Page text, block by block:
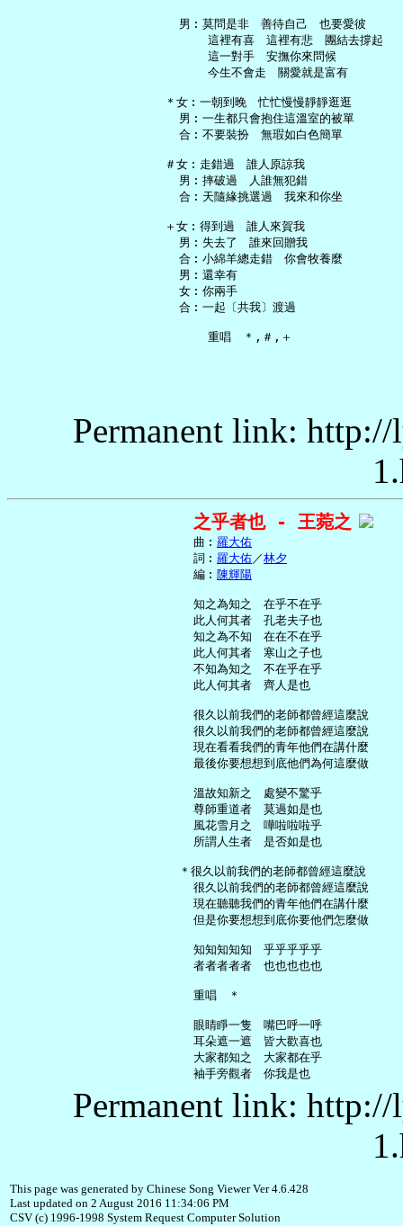
   男︰莫問是非　善待自己　也要愛彼
       這裡有喜　這裡有悲　團結去撐起
       這一對手　安撫你來問候
       今生不會走　關愛就是富有
＊女︰一朝到晚　忙忙慢慢靜靜逛逛
   男︰一生都只會抱住這溫室的被單
   合︰不要裝扮　無瑕如白色簡單
＃女︰走錯過　誰人原諒我
   男︰摔破過　人誰無犯錯
   合︰天隨緣挑選過　我來和你坐
＋女︰得到過　誰人來賀我
   男︰失去了　誰來回贈我
   合︰小綿羊總走錯　你會牧養麼
   男︰還幸有
   女︰你兩手
   合︰一起〔共我〕渡過
Permanent link:
之乎者也 - 王菀之
     曲︰
羅大佑
     詞︰
羅大佑／林夕
     編︰
陳輝陽
     知之為知之　在乎不在乎
     此人何其者　孔老夫子也
     知之為不知　在在不在乎
     此人何其者　寒山之子也
     不知為知之　不在乎在乎
     此人何其者　齊人是也
     很久以前我們的老師都曾經這麼說
     很久以前我們的老師都曾經這麼說
     現在看看我們的青年他們在講什麼
     最後你要想想到底他們為何這麼做
     溫故知新之　處變不驚乎
     尊師重道者　莫過如是也
     風花雪月之　嘩啦啦啦乎
     所謂人生者　是否如是也
   ＊很久以前我們的老師都曾經這麼說
     很久以前我們的老師都曾經這麼說
     現在聽聽我們的青年他們在講什麼
     但是你要想想到底你要他們怎麼做
     知知知知知　乎乎乎乎乎
     者者者者者　也也也也也
     重唱　＊
     眼睛睜一隻　嘴巴呼一呼
     耳朵遮一遮　皆大歡喜也
     大家都知之　大家都在乎
Permanent link:
This page was generated by Chinese Song Viewer Ver 4.6.428
Last updated on 2 August 2016 11:34:06 PM
CSV (c) 1996-1998 System Request Computer Solution